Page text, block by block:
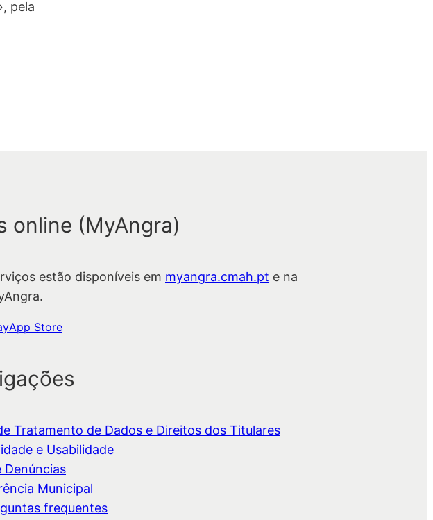
pela
online (MyAngra)
estão disponíveis em myangra.cmah.pt e na
App Store
Tratamento de Dados e Direitos dos Titulares
e Usabilidade
Denúncias
Municipal
frequentes